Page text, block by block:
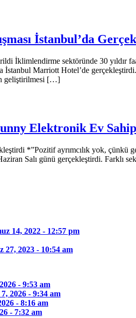
İstanbul’da
İklimlendirme sektöründe 30
İstanbul Marriott Hotel’de
geliştirilmesi […]
Elektronik Ev
*”Pozitif ayrımcılık yok, çünkü
Salı günü gerçekleştirdi. Farklı
14, 2022 - 12:57 pm
27, 2023 - 10:54 am
- 9:53 am
2026 - 9:34 am
- 8:16 am
- 7:32 am